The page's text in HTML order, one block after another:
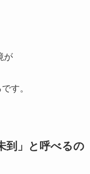
が
す。
到」と呼べるの